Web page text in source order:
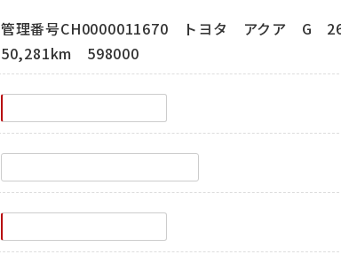
管理番号CH0000011670 トヨタ アクア G
50,281km 598000